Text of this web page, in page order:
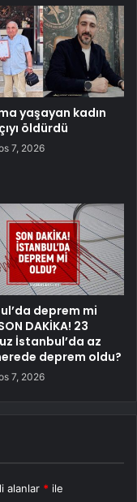
yaşayan kadın
öldürdü
7, 2026
deprem mi
DAKİKA! 23
İstanbul’da az
deprem oldu?
7, 2026
alanlar * ile